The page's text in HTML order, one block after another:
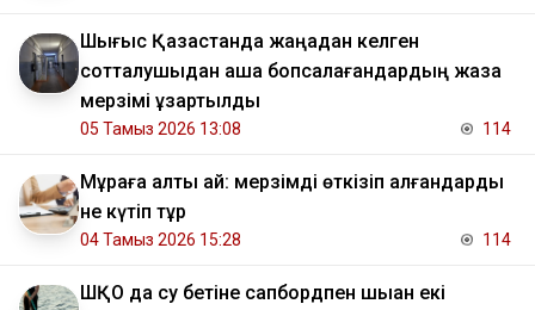
Шығыс Қазақстанда жаңадан келген
сотталушыдан ақша бопсалағандардың жаза
мерзімі ұзартылды
05 Тамыз 2026 13:08 114
Мұраға алты ай: мерзімді өткізіп алғандарды
не күтіп тұр
04 Тамыз 2026 15:28 114
ШҚО да су бетіне сапбордпен шыққан екі